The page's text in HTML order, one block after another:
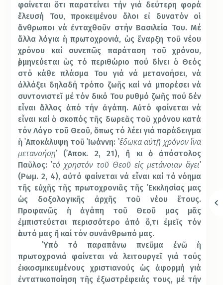
φαίνεται ὅτι παρατείνει τήν γιά δεύτερη φορά
ἔλευσή Του, προκειμένου ὅλοι εἰ δυνατόν οἱ
ἄνθρωποι νά ἐνταχθοῦν στήν Βασιλεία Του. Μέ
ἄλλα λόγια ἡ πρωτοχρονιά, ὡς ἔναρξη τοῦ νέου
χρόνου καί συνεπῶς παράταση τοῦ χρόνου,
ἑρμηνεύεται ὡς τό περιθώριο πού δίνει ὁ Θεός
στό κάθε πλάσμα Του γιά νά μετανοήσει, νά
ἀλλάξει δηλαδή τρόπο ζωῆς καί νά μπορέσει νά
συντονιστεῖ μέ τόν δικό Του ρυθμό ζωῆς πού δέν
εἶναι ἄλλος ἀπό τήν ἀγάπη. Αὐτό φαίνεται νά
εἶναι καί ὁ σκοπός τῆς δωρεᾶς τοῦ χρόνου κατά
τόν Λόγο τοῦ Θεοῦ, ὅπως τό λέει γιά παράδειγμα
ἡ ᾽Αποκάλυψη τοῦ ᾽Ιωάννη: ῾ἔδωκα αὐτῇ χρόνον ἵνα
μετανοήσῃ᾽ (᾽Αποκ. 2, 21), ἤ κι ὁ ἀπόστολος
Παῦλος: ῾τό χρηστόν τοῦ Θεοῦ εἰς μετάνοιαν ἄγει᾽
(Ρωμ. 2, 4), αὐτό φαίνεται νά εἶναι καί τό νόημα
τῆς εὐχῆς τῆς πρωτοχρονιᾶς τῆς ᾽Εκκλησίας μας
ὡς δοξολογικῆς ἀρχῆς τοῦ νέου ἔτους.
Προφανῶς ἡ ἀγάπη τοῦ Θεοῦ μας μᾶς
ἐμπιστεύεται περισσότερο ἀπό ὅ,τι ἐμεῖς τόν
ἑαυτό μας ἤ καί τόν συνάνθρωπό μας.
῾Υπό τό παραπάνω πνεῦμα ἐνῶ ἡ
πρωτοχρονιά φαίνεται νά λειτουργεῖ γιά τούς
ἐκκοσμικευμένους χριστιανούς ὡς ἀφορμή γιά
ἐντατικοποίηση τῆς ἐξωστρέφειάς τους, μέ τήν